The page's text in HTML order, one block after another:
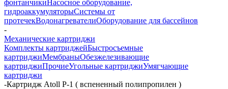
фонтанчикиНасосное оборудование,
гидроаккумуляторыСистемы от
протечекВодонагревателиОборудование для бассейнов
-
Механические картриджи
Комплекты картриджейБыстросъемные
картриджиМембраныОбезжелезивающие
картриджиПрочиеУгольные картриджиУмягчающие
картриджи
-Картридж Atoll Р-1 ( вспененный полипропилен )